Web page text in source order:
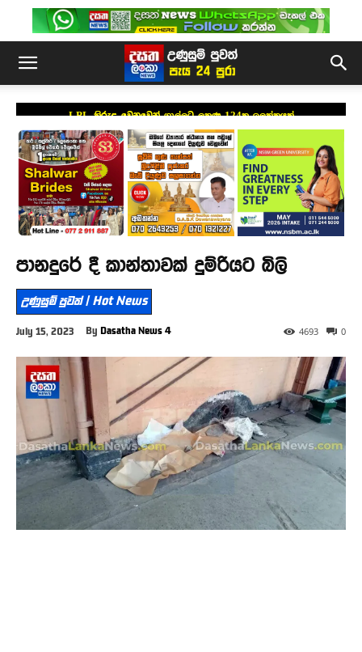
LPL කිරුළ වෙනුවෙන් ගාල්ලට ලකුණු 124ක ඉලක්කයක්
පානදුරේ දී කාන්තාවක් දුම්රියට බිලි
උණුසුම් පුවත් | Hot News
July 15, 2023 By Dasatha News 4 0
4693